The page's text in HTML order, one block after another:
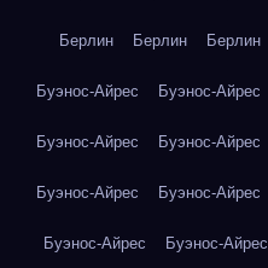
Берлин Берлин Берлин
Буэнос-Айрес Буэнос-Айрес
Буэнос-Айрес Буэнос-Айрес
Буэнос-Айрес Буэнос-Айрес
Буэнос-Айрес Буэнос-Айрес